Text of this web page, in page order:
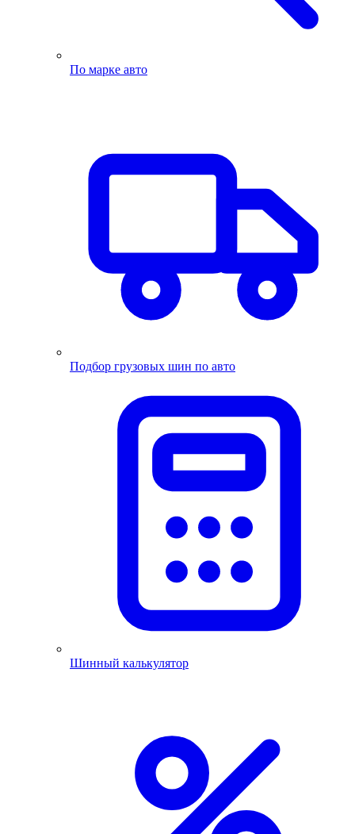
По марке авто
Подбор грузовых шин по авто
Шинный калькулятор